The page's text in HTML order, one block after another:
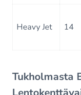
Heavy Jet 14
Tukholmasta